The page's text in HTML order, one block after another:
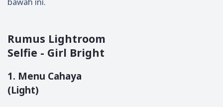
Rumus Lightroom
Selfie - Girl Bright
1. Menu Cahaya
(Light)